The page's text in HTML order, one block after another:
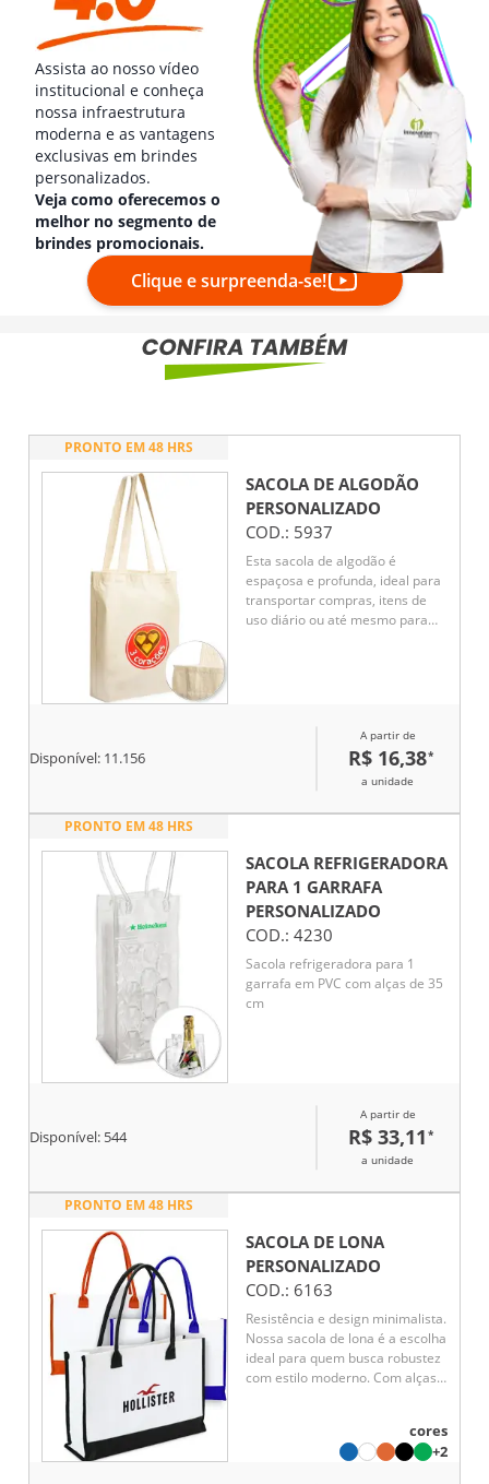
Assista ao nosso vídeo
institucional e conheça
nossa infraestrutura
moderna e as vantagens
exclusivas em brindes
personalizados.
Veja como oferecemos o
melhor no segmento de
brindes promocionais.
Clique e surpreenda-se!
PRONTO EM 48 HRS
SACOLA DE ALGODÃO
PERSONALIZADO
COD.: 5937
Esta sacola de algodão é
espaçosa e profunda, ideal para
transportar compras, itens de
uso diário ou até mesmo para
a alça proporciona um
transporte confortável. Uma
escolha versátil para quem
dia.
Disponível: 11.156
A partir de
R$ 16,38*
a unidade
PRONTO EM 48 HRS
SACOLA REFRIGERADORA
PARA 1 GARRAFA
PERSONALIZADO
COD.: 4230
Sacola refrigeradora para 1
garrafa em PVC com alças de 35
cm
Disponível: 544
A partir de
R$ 33,11 *
a unidade
PRONTO EM 48 HRS
SACOLA DE LONA
PERSONALIZADO
COD.: 6163
Resistência e design minimalista.
Nossa sacola de lona é a escolha
ideal para quem busca robustez
com estilo moderno. Com alças
ampla profundidade, perfeita
para transportar diversos itens
cores
+2